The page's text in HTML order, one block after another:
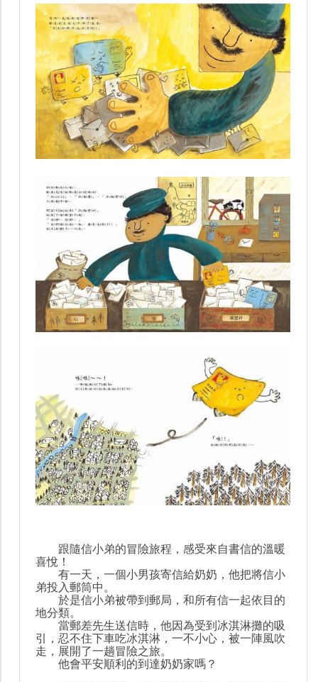
跟隨信小弟的冒險旅程，感受來自書信的溫暖
喜悅！
有一天，一個小男孩寄信給奶奶，他把將信小
弟投入郵筒中。
於是信小弟被帶到郵局，和所有信一起依目的
地分類。
當郵差先生送信時，他因為受到冰淇淋攤的吸
引，忍不住下車吃冰淇淋，一不小心，被一陣風吹
走，展開了一趟冒險之旅。
他會平安順利的到達奶奶家嗎？